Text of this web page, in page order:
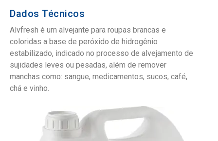
Dados Técnicos
Alvfresh é um alvejante para roupas brancas e
coloridas a base de peróxido de hidrogênio
estabilizado, indicado no processo de alvejamento de
sujidades leves ou pesadas, além de remover
manchas como: sangue, medicamentos, sucos, café,
chá e vinho.